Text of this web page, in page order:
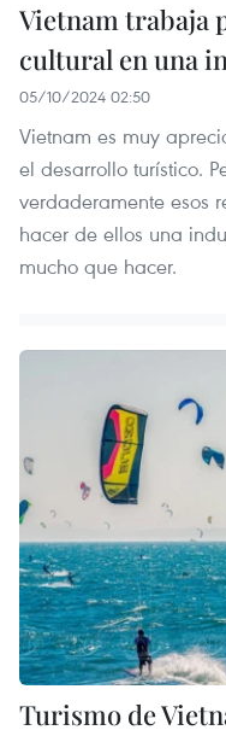
Vietnam trabaja
cultural en una
05/10/2024 02:50
Vietnam es muy
el desarrollo turístico.
verdaderamente esos
hacer de ellos una
mucho que hacer.
Turismo de